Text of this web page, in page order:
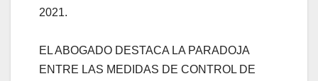
2021.
EL ABOGADO DESTACA LA PARADOJA
ENTRE LAS MEDIDAS DE CONTROL DE